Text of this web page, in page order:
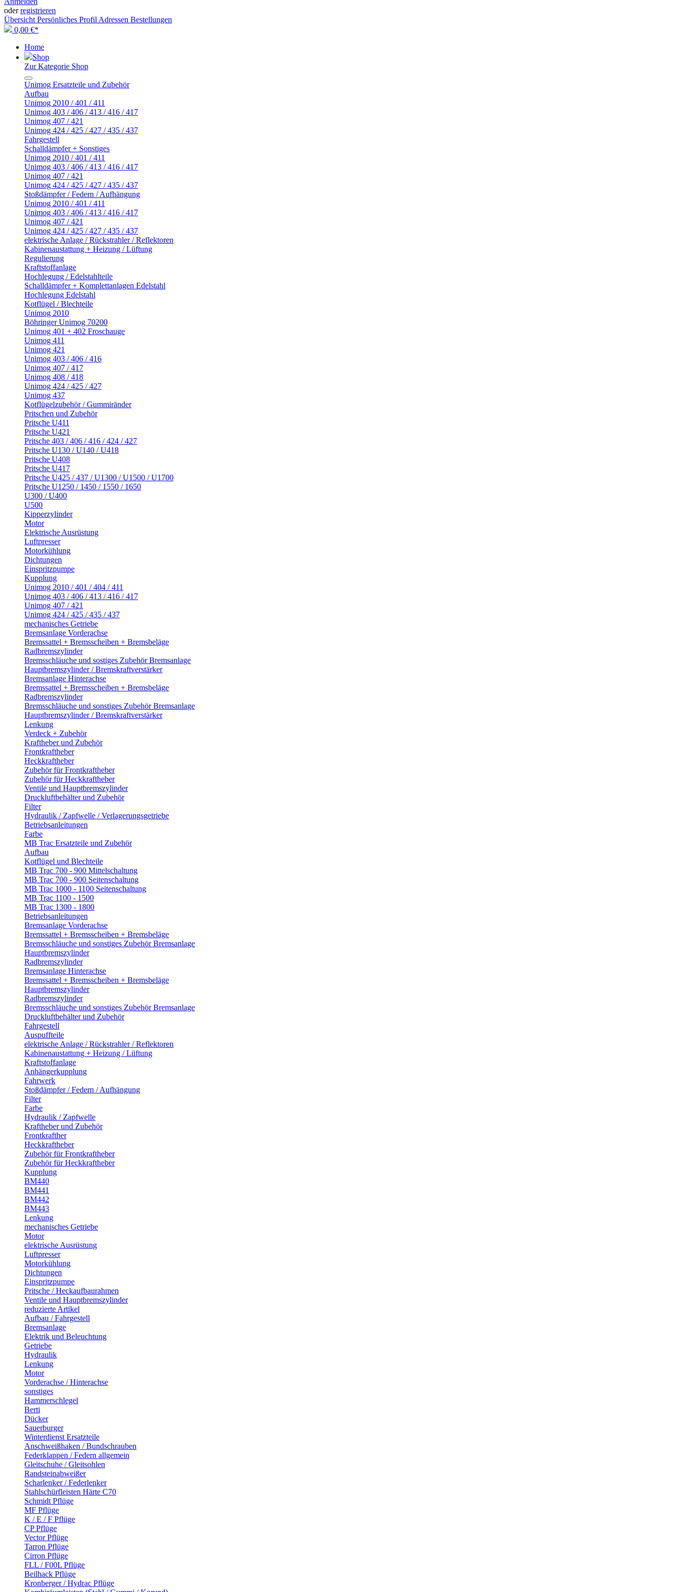
oderregistrieren
Übersicht Persönliches Profil Adressen Bestellungen
0,00 €*
Home
Shop
Zur Kategorie Shop
Unimog Ersatzteile und Zubehör
Aufbau
Unimog 2010 / 401 / 411
Unimog 403 / 406 / 413 / 416 / 417
Unimog 407 / 421
Unimog 424 / 425 / 427 / 435 / 437
Fahrgestell
Schalldämpfer + Sonstiges
Unimog 2010 / 401 / 411
Unimog 403 / 406 / 413 / 416 / 417
Unimog 407 / 421
Unimog 424 / 425 / 427 / 435 / 437
Stoßdämpfer / Federn / Aufhängung
Unimog 2010 / 401 / 411
Unimog 403 / 406 / 413 / 416 / 417
Unimog 407 / 421
Unimog 424 / 425 / 427 / 435 / 437
elektrische Anlage / Rückstrahler / Reflektoren
Kabinenaustattung + Heizung / Lüftung
Regulierung
Kraftstoffanlage
Hochlegung / Edelstahlteile
Schalldämpfer + Komplettanlagen Edelstahl
Hochlegung Edelstahl
Kotflügel / Blechteile
Unimog 2010
Böhringer Unimog 70200
Unimog 401 + 402 Froschauge
Unimog 411
Unimog 421
Unimog 403 / 406 / 416
Unimog 407 / 417
Unimog 408 / 418
Unimog 424 / 425 / 427
Unimog 437
Kotflügelzubehör / Gummiränder
Pritschen und Zubehör
Pritsche U411
Pritsche U421
Pritsche 403 / 406 / 416 / 424 / 427
Pritsche U130 / U140 / U418
Pritsche U408
Pritsche U417
Pritsche U425 / 437 / U1300 / U1500 / U1700
Pritsche U1250 / 1450 / 1550 / 1650
U300 / U400
U500
Kipperzylinder
Motor
Elektrische Ausrüstung
Luftpresser
Motorkühlung
Dichtungen
Einspritzpumpe
Kupplung
Unimog 2010 / 401 / 404 / 411
Unimog 403 / 406 / 413 / 416 / 417
Unimog 407 / 421
Unimog 424 / 425 / 435 / 437
mechanisches Getriebe
Bremsanlage Vorderachse
Bremssattel + Bremsscheiben + Bremsbeläge
Radbremszylinder
Bremsschläuche und sostiges Zubehör Bremsanlage
Hauptbremszylinder / Bremskraftverstärker
Bremsanlage Hinterachse
Bremssattel + Bremsscheiben + Bremsbeläge
Radbremszylinder
Bremsschläuche und sonstiges Zubehör Bremsanlage
Hauptbremszylinder / Bremskraftverstärker
Lenkung
Verdeck + Zubehör
Kraftheber und Zubehör
Frontkraftheber
Heckkraftheber
Zubehör für Frontkraftheber
Zubehör für Heckkraftheber
Ventile und Hauptbremszylinder
Druckluftbehälter und Zubehör
Filter
Hydraulik / Zapfwelle / Verlagerungsgetriebe
Betriebsanleitungen
Farbe
MB Trac Ersatzteile und Zubehör
Aufbau
Kotflügel und Blechteile
MB Trac 700 - 900 Mittelschaltung
MB Trac 700 - 900 Seitenschaltung
MB Trac 1000 - 1100 Seitenschaltung
MB Trac 1100 - 1500
MB Trac 1300 - 1800
Betriebsanleitungen
Bremsanlage Vorderachse
Bremssattel + Bremsscheiben + Bremsbeläge
Bremsschläuche und sonstiges Zubehör Bremsanlage
Hauptbremszylinder
Radbremszylinder
Bremsanlage Hinterachse
Bremssattel + Bremsscheiben + Bremsbeläge
Hauptbremszylinder
Radbremszylinder
Bremsschläuche und sonstiges Zubehör Bremsanlage
Druckluftbehälter und Zubehör
Fahrgestell
Auspuffteile
elektrische Anlage / Rückstrahler / Reflektoren
Kabinenaustattung + Heizung / Lüftung
Kraftstoffanlage
Anhängerkupplung
Fahrwerk
Stoßdämpfer / Federn / Aufhängung
Filter
Farbe
Hydraulik / Zapfwelle
Kraftheber und Zubehör
Frontkrafther
Heckkraftheber
Zubehör für Frontkraftheber
Zubehör für Heckkraftheber
Kupplung
BM440
BM441
BM442
BM443
Lenkung
mechanisches Getriebe
Motor
elektrische Ausrüstung
Luftpresser
Motorkühlung
Dichtungen
Einspritzpumpe
Pritsche / Heckaufbaurahmen
Ventile und Hauptbremszylinder
reduzierte Artikel
Aufbau / Fahrgestell
Bremsanlage
Elektrik und Beleuchtung
Getriebe
Hydraulik
Lenkung
Motor
Vorderachse / Hinterachse
sonstiges
Hammerschlegel
Berti
Dücker
Sauerburger
Winterdienst Ersatzteile
Anschweißhaken / Bundschrauben
Federklappen / Federn allgemein
Gleitschuhe / Gleitsohlen
Randsteinabweißer
Scharlenker / Federlenker
Stahlschürfleisten Härte C70
Schmidt Pflüge
MF Pflüge
K / E / F Pflüge
CP Pflüge
Vector Pflüge
Tarron Pflüge
Cirron Pflüge
FLL / F00L Pflüge
Beilhack Pflüge
Kronberger / Hydrac Pflüge